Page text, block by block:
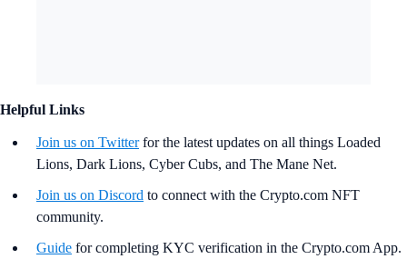
Helpful Links
Join us on Twitterfor the latest updates on all things Loaded
Lions, Dark Lions, Cyber Cubs, and The Mane Net.
Join us on Discord to connect with the Crypto.com NFT
community.
Guide for completing KYC verification in the Crypto.com App.